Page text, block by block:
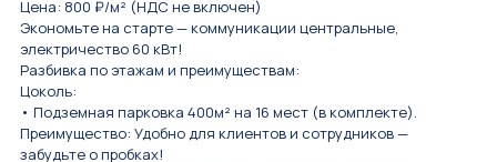
Цена: 800 ₽/м² (НДС не включен)
Экономьте на старте — коммуникации центральные,
электричество 60 кВт!
Разбивка по этажам и преимуществам:
Цоколь:
• Подземная парковка 400м² на 16 мест (в комплекте).
Преимущество: Удобно для клиентов и сотрудников —
забудьте о пробках!